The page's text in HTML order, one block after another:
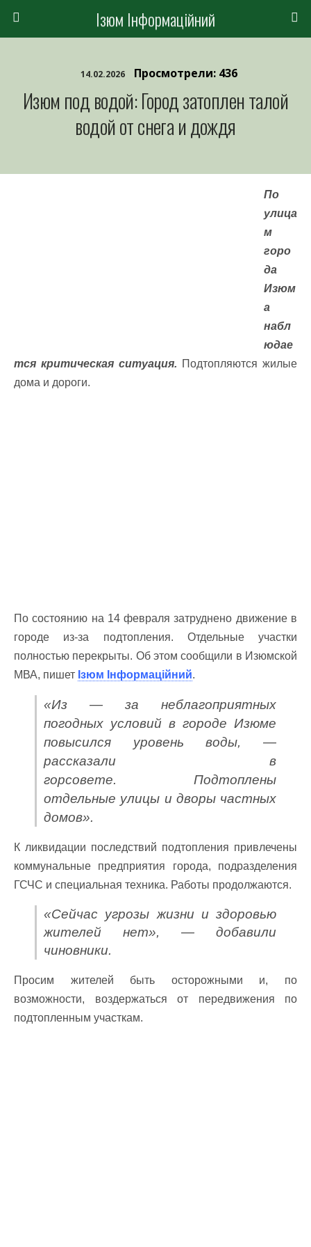
Ізюм Інформаційний
14.02.2026 Просмотрели: 436
Изюм под водой: Город затоплен талой
водой от снега и дождя
По
улица
м
горо
да
Изюм
а
набл
юдае
тся критическая ситуация. Подтопляются жилые
дома и дороги.
По состоянию на 14 февраля затруднено движение в
городе из-за подтопления. Отдельные участки
полностью перекрыты. Об этом сообщили в Изюмской
МВА, пишет Ізюм Інформаційний.
«Из — за неблагоприятных
погодных условий в городе Изюме
повысился уровень воды, —
рассказали в
горсовете. Подтоплены
отдельные улицы и дворы частных
домов».
К ликвидации последствий подтопления привлечены
коммунальные предприятия города, подразделения
ГСЧС и специальная техника. Работы продолжаются.
«Сейчас угрозы жизни и здоровью
жителей нет», — добавили
чиновники.
Просим жителей быть осторожными и, по
возможности, воздержаться от передвижения по
подтопленным участкам.